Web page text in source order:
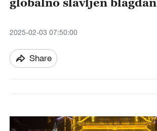
globalno slavljen blagdan
2025-02-03 07:50:00
Share